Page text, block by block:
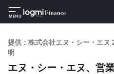
MENU
提供：株式会社エヌ・シー・エ
明
エヌ・シー・エヌ、営